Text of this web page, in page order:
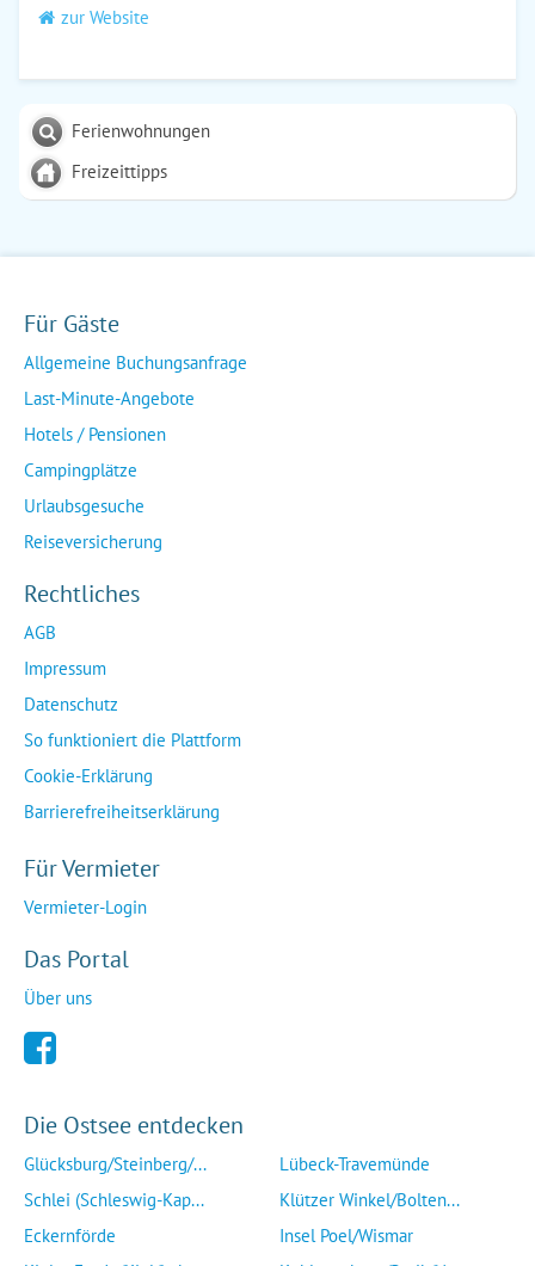
zur Website
Ferienwohnungen
Freizeittipps
Für Gäste
Allgemeine Buchungsanfrage
Last-Minute-Angebote
Hotels / Pensionen
Campingplätze
Urlaubsgesuche
Reiseversicherung
Rechtliches
AGB
Impressum
Datenschutz
So funktioniert die Plattform
Cookie-Erklärung
Barrierefreiheitserklärung
Für Vermieter
Vermieter-Login
Das Portal
Über uns
Die Ostsee entdecken
Glücksburg/Steinberg/...
Schlei (Schleswig-Kap...
Eckernförde
Lübeck-Travemünde
Klützer Winkel/Bolten...
Insel Poel/Wismar